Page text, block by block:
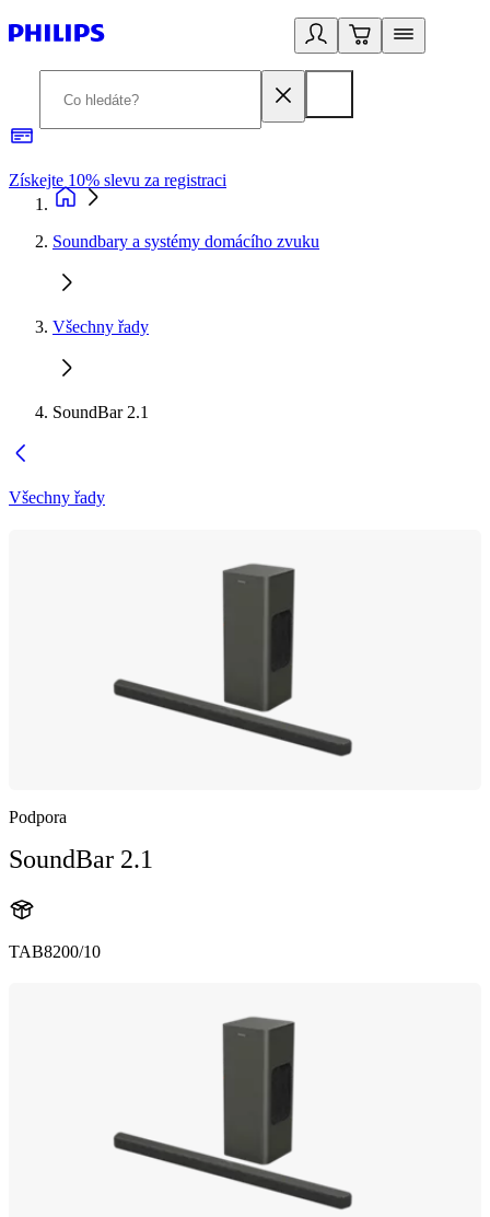
Získejte 10% slevu za registraci
Soundbary a systémy domácího zvuku
Všechny řady
SoundBar 2.1
Všechny řady
Podpora
SoundBar 2.1
TAB8200/10